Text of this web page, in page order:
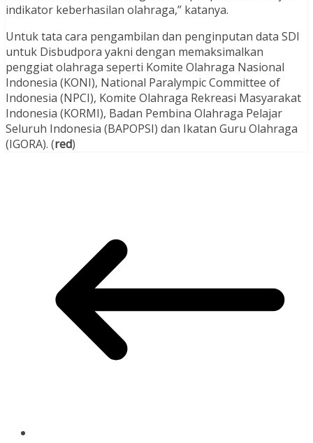
indikator keberhasilan olahraga,” katanya.
Untuk tata cara pengambilan dan penginputan data SDI
untuk Disbudpora yakni dengan memaksimalkan
penggiat olahraga seperti Komite Olahraga Nasional
Indonesia (KONI), National Paralympic Committee of
Indonesia (NPCI), Komite Olahraga Rekreasi Masyarakat
Indonesia (KORMI), Badan Pembina Olahraga Pelajar
Seluruh Indonesia (BAPOPSI) dan Ikatan Guru Olahraga
(IGORA). (red)